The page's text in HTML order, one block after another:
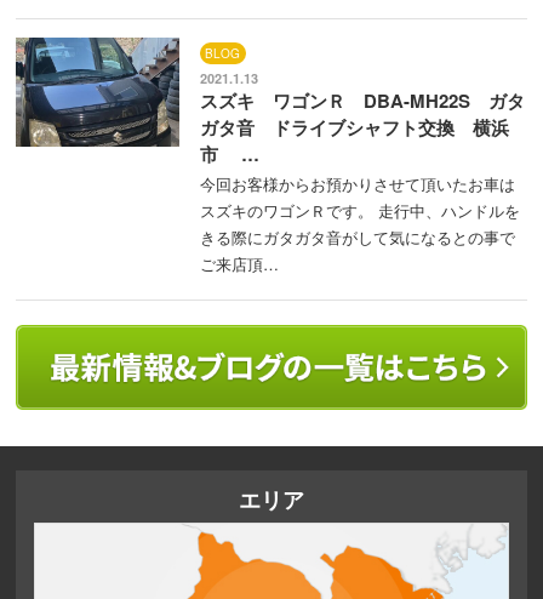
BLOG
2021.1.13
スズキ ワゴンＲ DBA-MH22S ガタ
ガタ音 ドライブシャフト交換 横浜
市 …
今回お客様からお預かりさせて頂いたお車は
スズキのワゴンＲです。 走行中、ハンドルを
きる際にガタガタ音がして気になるとの事で
ご来店頂…
エリア